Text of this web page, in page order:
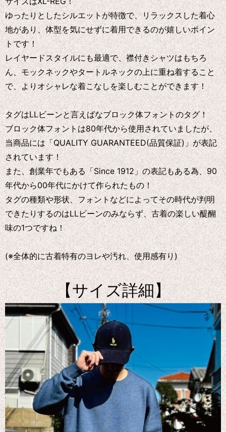
ゆったりとしたシルエットが特徴で、リラックスした着心
地があり、体型を気にせずに着用できるのが嬉しいポイン
トです！
レイヤードスタイルにも最適で、襟付きシャツはもちろ
ん、モックネックやタートルネックの上に重ね着すること
で、よりオシャレな着こなしを楽しむことができます！
タグはLLビーンと言えばなブロック体フォントのタグ！
ブロック体フォントは80年代から使用されていましたが、
当商品には「QUALITY GUARANTEED(品質保証)」が表記
されています！
また、創業年でもある「Since 1912」の表記もある為、90
年代から00年代にかけて作られたもの！
タグの種類や形状、フォントなどによってその時代が判明
できたりするのはLLビーンのみならず、古着の楽しい醍醐
味の1つですね！
(※全体的に古着特有のヨレや汚れ、使用感有り)
【サイズ詳細】